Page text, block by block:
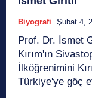
Biyografi Şubat 4,
Prof. Dr. İsmet
Kırım'ın
İlköğrenimini
Türkiye'ye göç